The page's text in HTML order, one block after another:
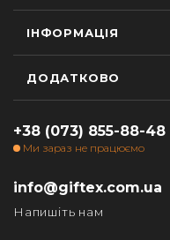
ІНФОРМАЦІЯ
ДОДАТКОВО
+38 (073) 855-88-48
Ми зараз не працюємо
info@giftex.com.ua
Напишіть нам